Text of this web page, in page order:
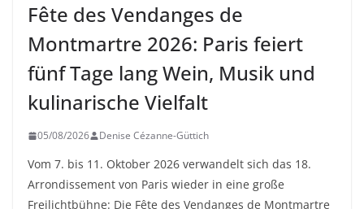
Fête des Vendanges de
Montmartre 2026: Paris feiert
fünf Tage lang Wein, Musik und
kulinarische Vielfalt
05/08/2026 Denise Cézanne-Güttich
Vom 7. bis 11. Oktober 2026 verwandelt sich das 18.
Arrondissement von Paris wieder in eine große
Freilichtbühne: Die Fête des Vendanges de Montmartre